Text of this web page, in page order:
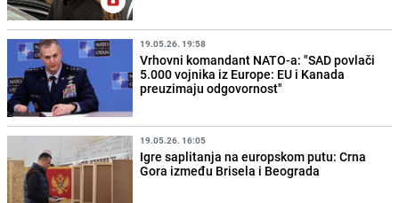
19.05.26. 19:58
Vrhovni komandant NATO-a: "SAD povlači
5.000 vojnika iz Europe: EU i Kanada
preuzimaju odgovornost"
19.05.26. 16:05
Igre saplitanja na europskom putu: Crna
Gora između Brisela i Beograda